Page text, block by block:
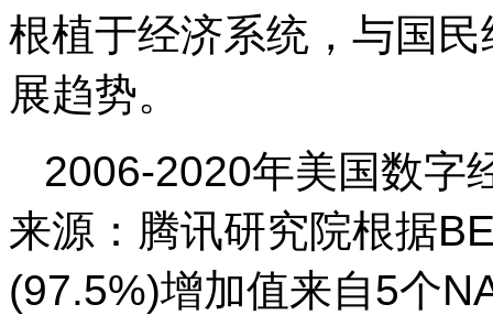
根植于经济系统，与国
展趋势。
2006-2020年美国数字
来源：腾讯研究院根据
(97.5%)增加值来自5个